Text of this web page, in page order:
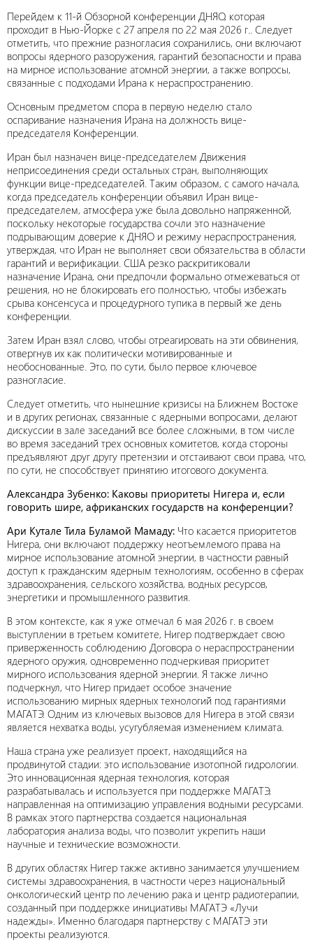
Перейдем к 11-й Обзорной конференции ДНЯО, которая
проходит в Нью-Йорке с 27 апреля по 22 мая 2026 г.. Следует
отметить, что прежние разногласия сохранились, они включают
вопросы ядерного разоружения, гарантий безопасности и права
на мирное использование атомной энергии, а также вопросы,
связанные с подходами Ирана к нераспространению.
Основным предметом спора в первую неделю стало
оспаривание назначения Ирана на должность вице-
председателя Конференции.
Иран был назначен вице-председателем Движения
неприсоединения среди остальных стран, выполняющих
функции вице-председателей. Таким образом, с самого начала,
когда председатель конференции объявил Иран вице-
председателем, атмосфера уже была довольно напряженной,
поскольку некоторые государства сочли это назначение
подрывающим доверие к ДНЯО и режиму нераспространения,
утверждая, что Иран не выполняет свои обязательства в области
гарантий и верификации. США резко раскритиковали
назначение Ирана, они предпочли формально отмежеваться от
решения, но не блокировать его полностью, чтобы избежать
срыва консенсуса и процедурного тупика в первый же день
конференции.
Затем Иран взял слово, чтобы отреагировать на эти обвинения,
отвергнув их как политически мотивированные и
необоснованные. Это, по сути, было первое ключевое
разногласие.
Следует отметить, что нынешние кризисы на Ближнем Востоке
и в других регионах, связанные с ядерными вопросами, делают
дискуссии в зале заседаний все более сложными, в том числе
во время заседаний трех основных комитетов, когда стороны
предъявляют друг другу претензии и отстаивают свои права, что,
по сути, не способствует принятию итогового документа.
Александра Зубенко: Каковы приоритеты Нигера и, если
говорить шире, африканских государств на конференции?
Ари Кутале Тила Буламой Мамаду: Что касается приоритетов
Нигера, они включают поддержку неотъемлемого права на
мирное использование атомной энергии, в частности равный
доступ к гражданским ядерным технологиям, особенно в сферах
здравоохранения, сельского хозяйства, водных ресурсов,
энергетики и промышленного развития.
В этом контексте, как я уже отмечал 6 мая 2026 г. в своем
выступлении в третьем комитете, Нигер подтверждает свою
приверженность соблюдению Договора о нераспространении
ядерного оружия, одновременно подчеркивая приоритет
мирного использования ядерной энергии. Я также лично
подчеркнул, что Нигер придает особое значение
использованию мирных ядерных технологий под гарантиями
МАГАТЭ. Одним из ключевых вызовов для Нигера в этой связи
является нехватка воды, усугубляемая изменением климата.
Наша страна уже реализует проект, находящийся на
продвинутой стадии: это использование изотопной гидрологии.
Это инновационная ядерная технология, которая
разрабатывалась и используется при поддержке МАГАТЭ,
направленная на оптимизацию управления водными ресурсами.
В рамках этого партнерства создается национальная
лаборатория анализа воды, что позволит укрепить наши
научные и технические возможности.
В других областях Нигер также активно занимается улучшением
системы здравоохранения, в частности через национальный
онкологический центр по лечению рака и центр радиотерапии,
созданный при поддержке инициативы МАГАТЭ «Лучи
надежды». Именно благодаря партнерству с МАГАТЭ эти
проекты реализуются.